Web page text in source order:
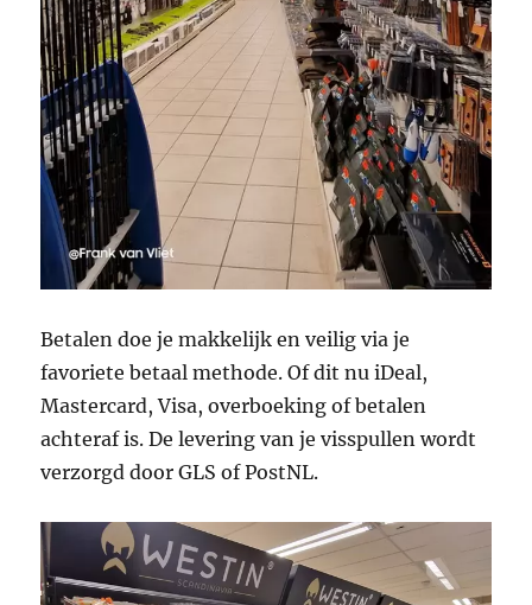
Betalen doe je makkelijk en veilig via je
favoriete betaal methode. Of dit nu iDeal,
Mastercard, Visa, overboeking of betalen
achteraf is. De levering van je visspullen wordt
verzorgd door GLS of PostNL.